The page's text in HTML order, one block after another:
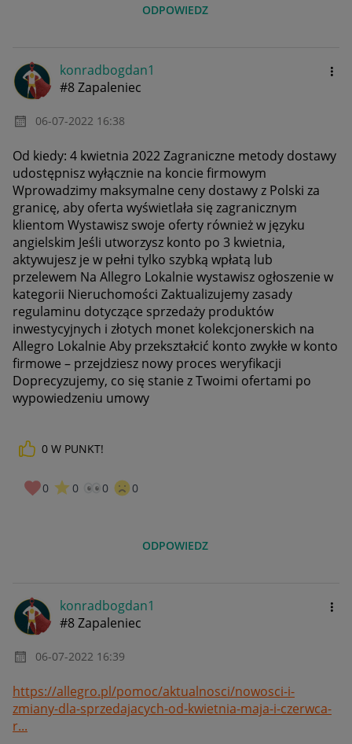
ODPOWIEDZ
konradbogdan1
#8 Zapaleniec
‎06-07-2022 16:38
Od kiedy: 4 kwietnia 2022 Zagraniczne metody dostawy
udostępnisz wyłącznie na koncie firmowym
Wprowadzimy maksymalne ceny dostawy z Polski za
granicę, aby oferta wyświetlała się zagranicznym
klientom Wystawisz swoje oferty również w języku
angielskim Jeśli utworzysz konto po 3 kwietnia,
aktywujesz je w pełni tylko szybką wpłatą lub
przelewem Na Allegro Lokalnie wystawisz ogłoszenie w
kategorii Nieruchomości Zaktualizujemy zasady
regulaminu dotyczące sprzedaży produktów
inwestycyjnych i złotych monet kolekcjonerskich na
Allegro Lokalnie Aby przekształcić konto zwykłe w konto
firmowe – przejdziesz nowy proces weryfikacji
Doprecyzujemy, co się stanie z Twoimi ofertami po
wypowiedzeniu umowy
0 W PUNKT!
0 0 0 0
ODPOWIEDZ
konradbogdan1
#8 Zapaleniec
‎06-07-2022 16:39
https://allegro.pl/pomoc/aktualnosci/nowosci-i-
zmiany-dla-sprzedajacych-od-kwietnia-maja-i-czerwca-
r...